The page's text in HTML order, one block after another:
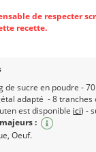
de respecter
recette.
de sucre en poudre -
adapté - 8
est disponible ici) -
:
Oeuf.